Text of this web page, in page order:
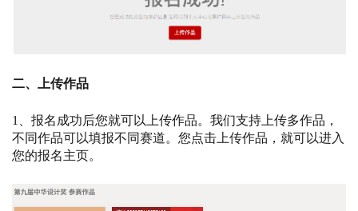
二、上传作品
1、报名成功后您就可以上传作品。我们支持上传多作品，
不同作品可以填报不同赛道。您点击上传作品，就可以进入
您的报名主页。